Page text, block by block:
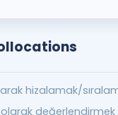
hizalamak/
değerlendirmek